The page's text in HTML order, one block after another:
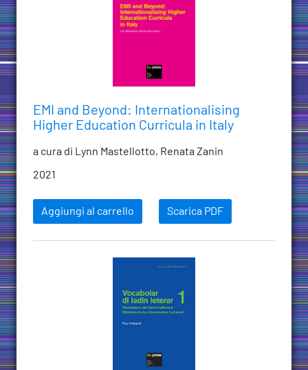
EMI and Beyond: Internationalising
Higher Education Curricula in Italy
a cura di Lynn Mastellotto, Renata Zanin
2021
Aggiungi al carrello Scarica PDF